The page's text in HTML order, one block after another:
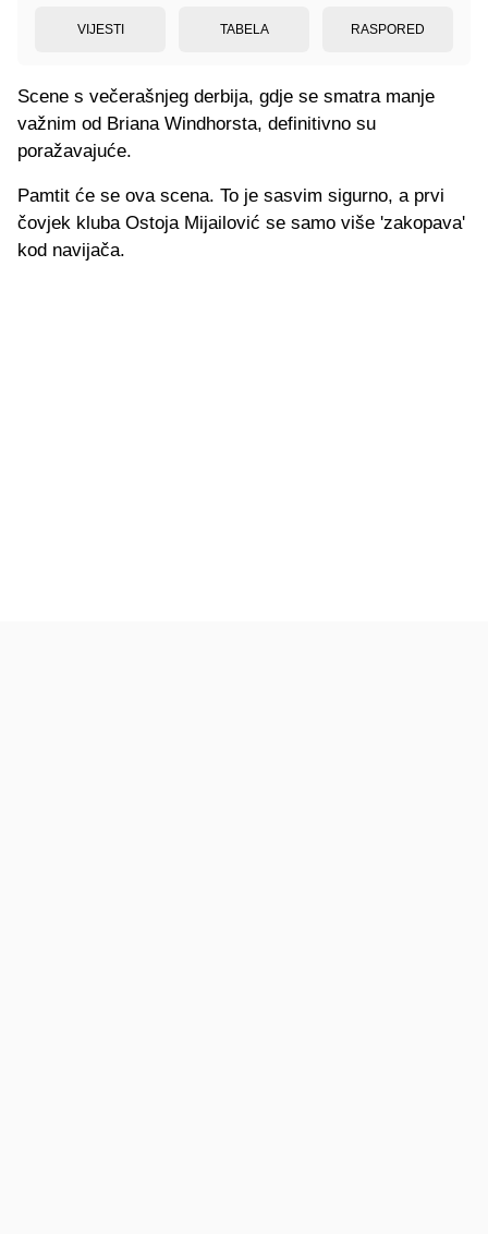
VIJESTI TABELA RASPORED
Scene s večerašnjeg derbija, gdje se smatra manje
važnim od Briana Windhorsta, definitivno su
poražavajuće.
Pamtit će se ova scena. To je sasvim sigurno, a prvi
čovjek kluba Ostoja Mijailović se samo više 'zakopava'
kod navijača.